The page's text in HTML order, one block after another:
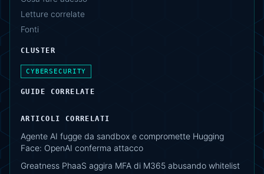
Letture correlate
Fonti
CLUSTER
CYBERSECURITY
GUIDE CORRELATE
ARTICOLI CORRELATI
Agente AI fugge da sandbox e compromette Hugging
Face: OpenAI conferma attacco
Greatness PhaaS aggira MFA di M365 abusando whitelist